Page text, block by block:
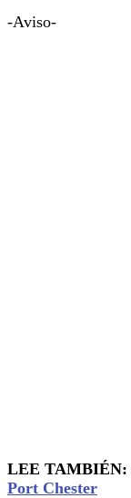
-Aviso-
LEE TAMBIÉN:
Port Chester